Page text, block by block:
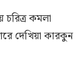
চরিত্র কমলা
দেখিয়া কারকুন